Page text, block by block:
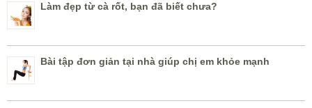
Làm đẹp từ cà rốt, bạn đã biết chưa?
Bài tập đơn giản tại nhà giúp chị em khỏe mạnh